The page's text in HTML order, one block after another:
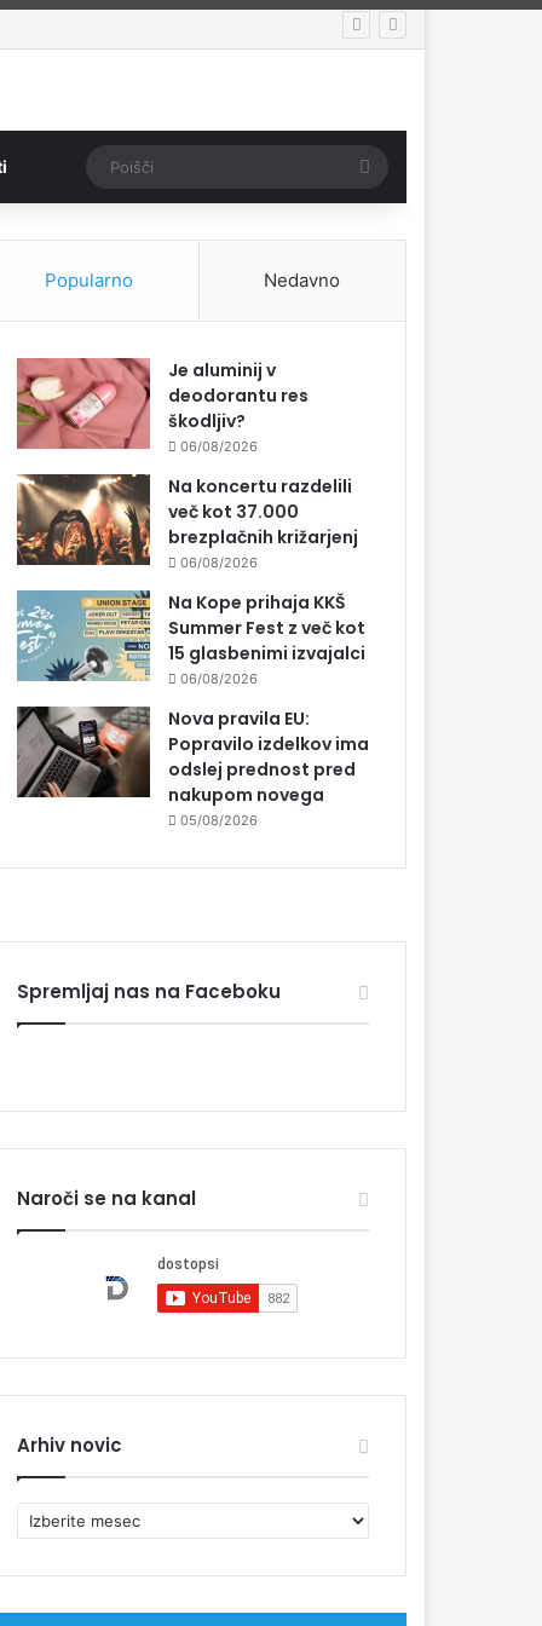
Popularno Nedavno
Je aluminij v
deodorantu res
škodljiv?
06/08/2026
Na koncertu razdelili
več kot 37.000
brezplačnih križarjenj
06/08/2026
Na Kope prihaja KKŠ
Summer Fest z več kot
15 glasbenimi izvajalci
06/08/2026
Nova pravila EU:
Popravilo izdelkov ima
odslej prednost pred
nakupom novega
05/08/2026
Spremljaj nas na Faceboku
Naroči se na kanal
Arhiv novic
r
v